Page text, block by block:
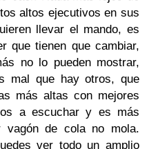
altos ejecutivos en sus
llevar el mando, es
que tienen que cambiar,
no lo pueden mostrar,
mal que hay otros, que
más altas con mejores
a escuchar y es más
vagón de cola no mola.
ver todo un amplio